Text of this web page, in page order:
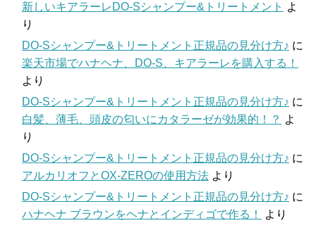
新しいキアラーレDO-Sシャンプー&トリートメント よ
り
DO-Sシャンプー&トリートメント正規品の見分け方♪ に
楽天市場でハナヘナ、DO-S、キアラーレを購入する！
より
DO-Sシャンプー&トリートメント正規品の見分け方♪ に
白髪、薄毛、頭皮の匂いにカタラーゼが効果的！？ よ
り
DO-Sシャンプー&トリートメント正規品の見分け方♪ に
アルカリオフとOX-ZEROの使用方法 より
DO-Sシャンプー&トリートメント正規品の見分け方♪ に
ハナヘナ ブラウンをヘナとインディゴで作る！
より